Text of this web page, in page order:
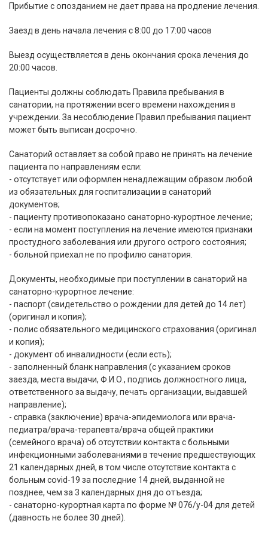
Прибытие с опозданием не дает права на продление лечения.
Заезд в день начала лечения с 8:00 до 17:00 часов
Выезд осуществляется в день окончания срока лечения до
20:00 часов.
Пациенты должны соблюдать Правила пребывания в
санатории, на протяжении всего времени нахождения в
учреждении. За несоблюдение Правил пребывания пациент
может быть выписан досрочно.
Санаторий оставляет за собой право не принять на лечение
пациента по направлениям если:
- отсутствует или оформлен ненадлежащим образом любой
из обязательных для госпитализации в санаторий
документов;
- пациенту противопоказано санаторно-курортное лечение;
- если на момент поступления на лечение имеются признаки
простудного заболевания или другого острого состояния;
- больной приехал не по профилю санатория.
Документы, необходимые при поступлении в санаторий на
санаторно-курортное лечение:
- паспорт (свидетельство о рождении для детей до 14 лет)
(оригинал и копия);
- полис обязательного медицинского страхования (оригинал
и копия);
- документ об инвалидности (если есть);
- заполненный бланк направления (с указанием сроков
заезда, места выдачи, Ф.И.О., подпись должностного лица,
ответственного за выдачу, печать организации, выдавшей
направление);
- справка (заключение) врача-эпидемиолога или врача-
педиатра/врача-терапевта/врача общей практики
(семейного врача) об отсутствии контакта с больными
инфекционными заболеваниями в течение предшествующих
21 календарных дней, в том числе отсутствие контакта с
больным covid-19 за последние 14 дней, выданной не
позднее, чем за 3 календарных дня до отъезда;
- санаторно-курортная карта по форме № 076/у-04 для детей
(давность не более 30 дней).